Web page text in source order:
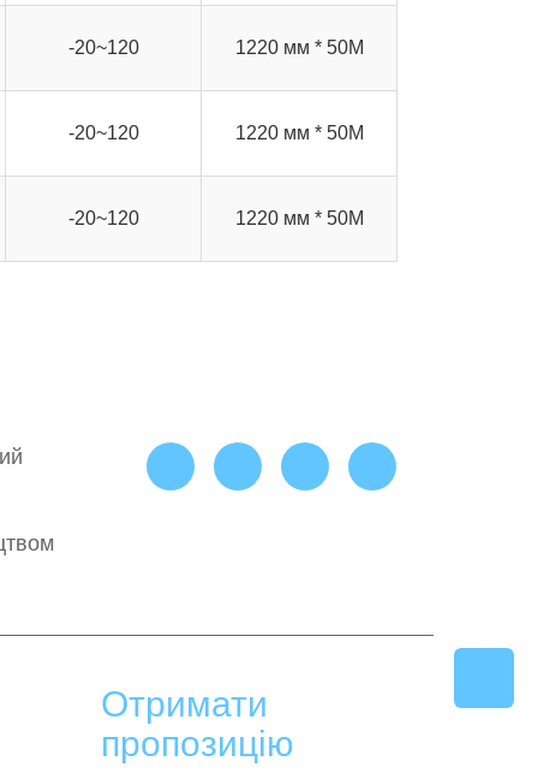
-20~120 1220 мм * 50М
-20~120 1220 мм * 50М
-20~120 1220 мм * 50М
Отримати
пропозицію